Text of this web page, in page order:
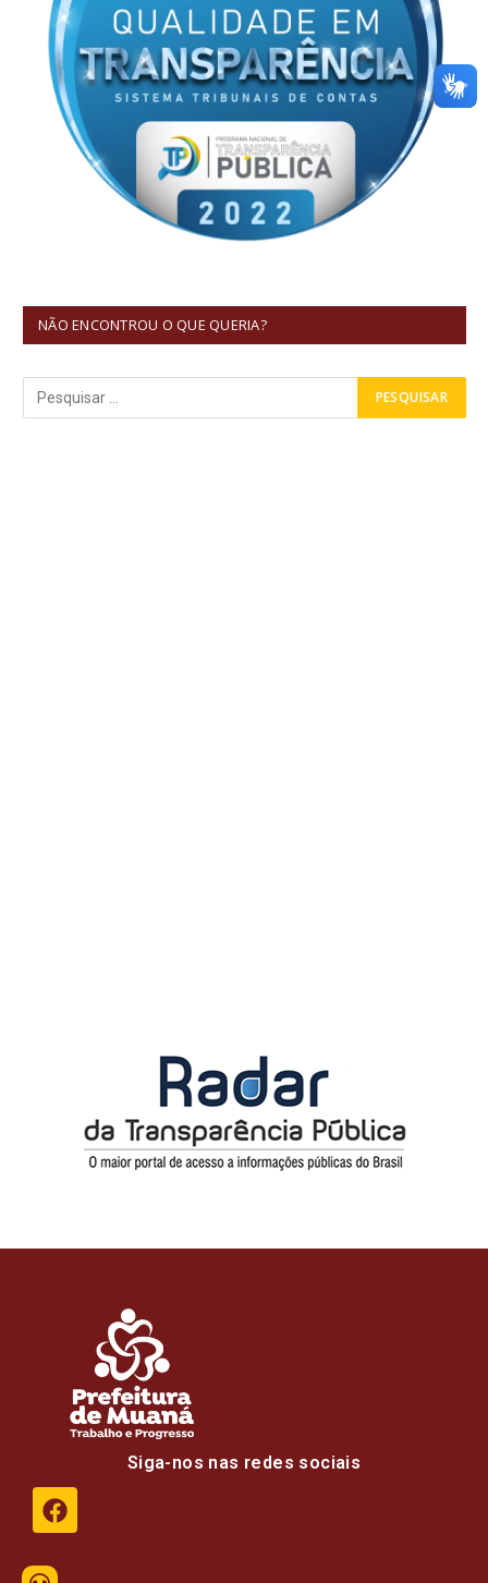
NÃO ENCONTROU O QUE QUERIA?
Siga-nos nas redes sociais